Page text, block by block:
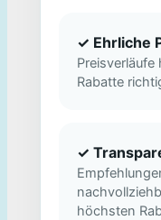
✓ Ehrliche
Rabatte
✓
höchsten